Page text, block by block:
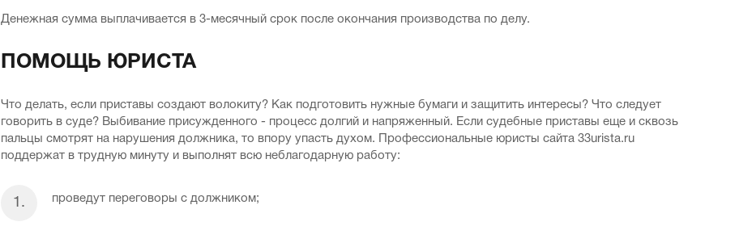
Денежная сумма выплачивается в 3-месячный срок после окончания производства по делу.
ПОМОЩЬ ЮРИСТА
Что делать, если приставы создают волокиту? Как подготовить нужные бумаги и защитить интересы? Что следует
говорить в суде? Выбивание присужденного - процесс долгий и напряженный. Если судебные приставы еще и сквозь
пальцы смотрят на нарушения должника, то впору упасть духом. Профессиональные юристы сайта 33urista.ru
поддержат в трудную минуту и выполнят всю неблагодарную работу:
проведут переговоры с должником;